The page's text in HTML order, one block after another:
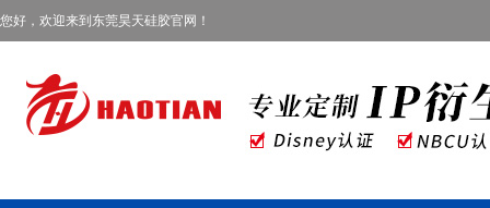
您好，欢迎来到东莞昊天硅胶官网！